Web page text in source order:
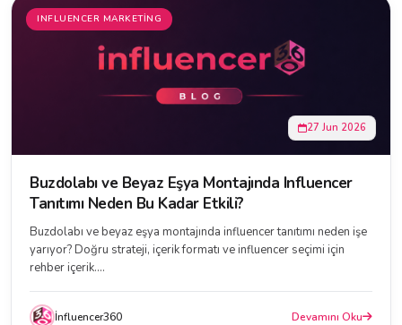
INFLUENCER MARKETING
27 Jun 2026
Buzdolabı ve Beyaz Eşya Montajında Influencer
Tanıtımı Neden Bu Kadar Etkili?
Buzdolabı ve beyaz eşya montajında influencer tanıtımı neden işe
yarıyor? Doğru strateji, içerik formatı ve influencer seçimi için
rehber içerik....
İnfluencer360 Devamını Oku